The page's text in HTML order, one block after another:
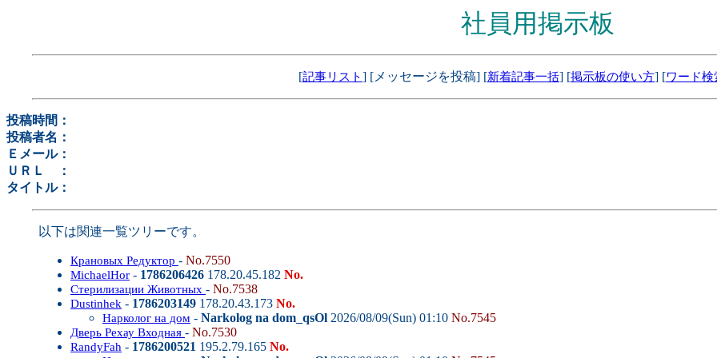
社員用掲示板
[記事リスト] [メッセージを投稿] [新着記事一括] [掲示板の使い方] [ワード検
投稿時間：
投稿者名：
Ｅメール：
ＵＲＬ ：
タイトル：
以下は関連一覧ツリーです。
Крановых Редуктор - No.7550
MichaelHor - 1786206426 178.20.45.182 No.
Стерилизации Животных - No.7538
Dustinhek - 1786203149 178.20.43.173 No.
Нарколог на дом - Narkolog na dom_qsOl 2026/08/09(Sun) 01:10 No.7545
Дверь Рехау Входная - No.7530
RandyFah - 1786200521 195.2.79.165 No.